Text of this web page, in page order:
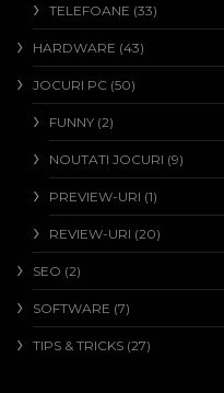
TELEFOANE (33)
HARDWARE (43)
JOCURI PC (50)
FUNNY (2)
NOUTATI JOCURI (9)
PREVIEW-URI (1)
REVIEW-URI (20)
SEO (2)
SOFTWARE (7)
TIPS & TRICKS (27)